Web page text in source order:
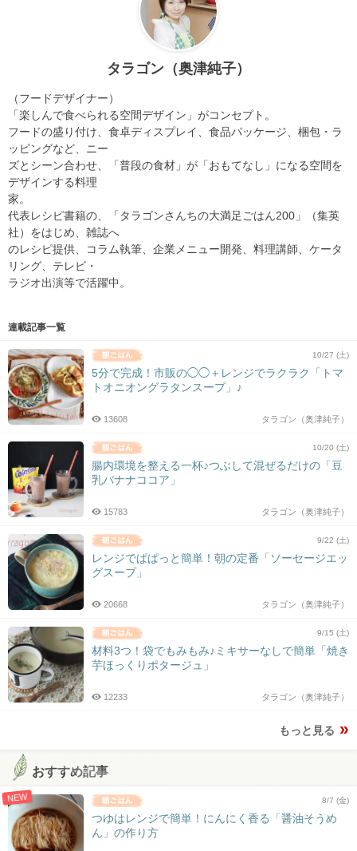
タラゴン（奥津純子）
（フードデザイナー）
「楽しんで食べられる空間デザイン」がコンセプト。
フードの盛り付け、食卓ディスプレイ、食品パッケージ、梱包・ラ
ッピングなど、ニー
ズとシーン合わせ、「普段の食材」が「おもてなし」になる空間を
デザインする料理
家。
代表レシピ書籍の、「タラゴンさんちの大満足ごはん200」（集英
社）をはじめ、雑誌へ
のレシピ提供、コラム執筆、企業メニュー開発、料理講師、ケータ
リング、テレビ・
ラジオ出演等で活躍中。
連載記事一覧
10/27 (土)
5分で完成！市販の◯◯＋レンジでラクラク「トマ
トオニオングラタンスープ」♪
タラゴン（奥津純子）
13608
10/20 (土)
腸内環境を整える一杯♪つぶして混ぜるだけの「豆
乳バナナココア」
タラゴン（奥津純子）
15783
9/22 (土)
レンジでぱぱっと簡単！朝の定番「ソーセージエッ
グスープ」
タラゴン（奥津純子）
20668
9/15 (土)
材料3つ！袋でもみもみ♪ミキサーなしで簡単「焼き
芋ほっくりポタージュ」
タラゴン（奥津純子）
12233
もっと見る
おすすめ記事
NEW 8/7 (金)
つゆはレンジで簡単！にんにく香る「醤油そうめ
ん」の作り方